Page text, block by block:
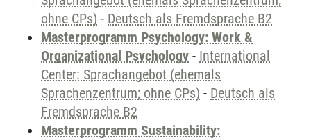
ohne CPs) - Deutsch als Fremdsprache B2
Masterprogramm Psychology: Work &
Organizational Psychology - International
Center: Sprachangebot (ehemals
Sprachenzentrum; ohne CPs) - Deutsch als
Fremdsprache B2
Masterprogramm Sustainability: